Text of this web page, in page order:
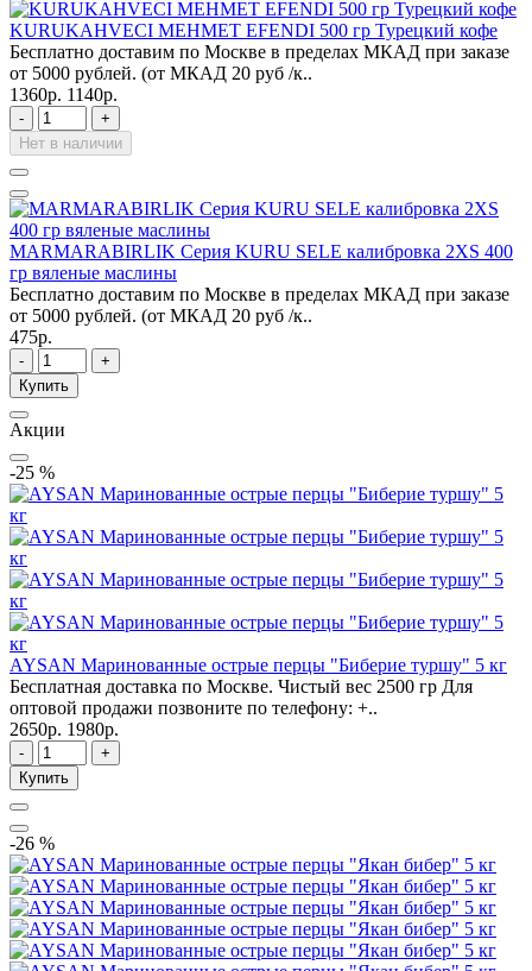
KURUKAHVECI MEHMET EFENDI 500 гр Турецкий кофе
Бесплатно доставим по Москве в пределах МКАД при заказе
от 5000 рублей. (от МКАД 20 руб /к..
1360р. 1140р.
-
+
Нет в наличии
MARMARABIRLIK Серия KURU SELE калибровка 2XS 400
гр вяленые маслины
Бесплатно доставим по Москве в пределах МКАД при заказе
от 5000 рублей. (от МКАД 20 руб /к..
475р.
-
+
Купить
Акции
-25 %
AYSAN Маринованные острые перцы "Биберие туршу" 5 кг
Бесплатная доставка по Москве. Чистый вес 2500 гр Для
оптовой продажи позвоните по телефону: +..
2650р. 1980р.
-
+
Купить
-26 %